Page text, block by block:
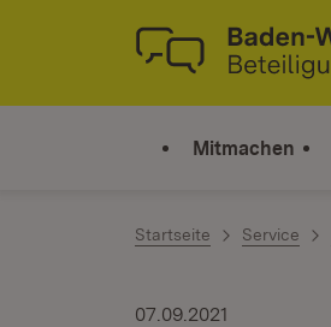
Zum Inhalt springen
Link zur Startseite
Mitmachen
Startseite Service
07.09.2021